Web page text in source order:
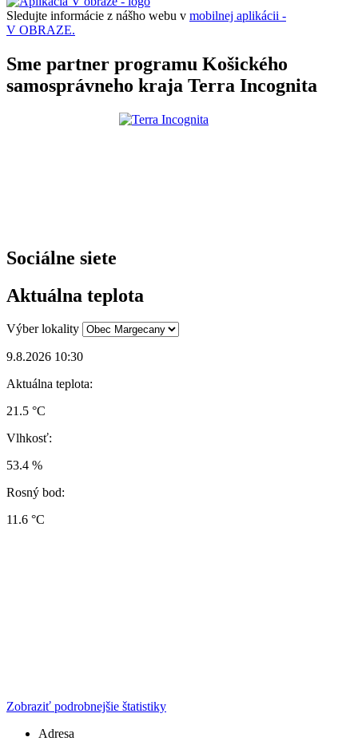
Sledujte informácie z nášho webu v mobilnej aplikácii -
V OBRAZE.
Sme partner programu Košického
samosprávneho kraja Terra Incognita
Sociálne siete
Aktuálna teplota
Výber lokality
9.8.2026 10:30
Aktuálna teplota:
21.5 °C
Vlhkosť:
53.4 %
Rosný bod:
11.6 °C
Zobraziť podrobnejšie štatistiky
Adresa